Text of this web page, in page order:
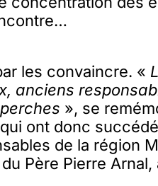
les convaincre. «
anciens
», se
ont donc
de la région
Père Pierre